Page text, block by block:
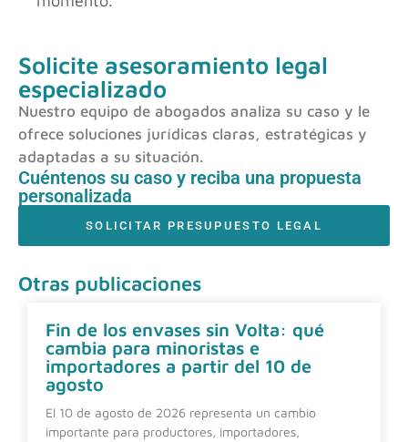
Solicite asesoramiento legal
especializado
Nuestro equipo de abogados analiza su caso y le
ofrece soluciones jurídicas claras, estratégicas y
adaptadas a su situación.
Cuéntenos su caso y reciba una propuesta
personalizada
SOLICITAR PRESUPUESTO LEGAL
Otras publicaciones
Fin de los envases sin Volta: qué
cambia para minoristas e
importadores a partir del 10 de
agosto
El 10 de agosto de 2026 representa un cambio
importante para productores, importadores,